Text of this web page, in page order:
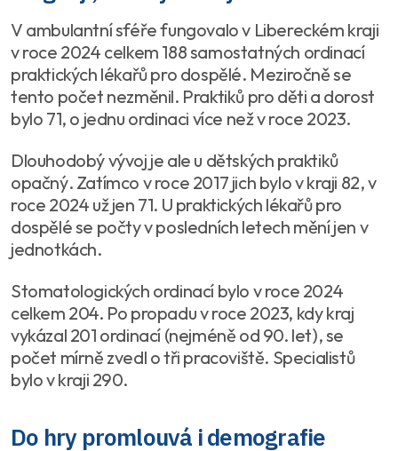
V ambulantní sféře fungovalo v Libereckém kraji
v roce 2024 celkem 188 samostatných ordinací
praktických lékařů pro dospělé. Meziročně se
tento počet nezměnil. Praktiků pro děti a dorost
bylo 71, o jednu ordinaci více než v roce 2023.
Dlouhodobý vývoj je ale u dětských praktiků
opačný. Zatímco v roce 2017 jich bylo v kraji 82, v
roce 2024 už jen 71. U praktických lékařů pro
dospělé se počty v posledních letech mění jen v
jednotkách.
Stomatologických ordinací bylo v roce 2024
celkem 204. Po propadu v roce 2023, kdy kraj
vykázal 201 ordinací (nejméně od 90. let), se
počet mírně zvedl o tři pracoviště. Specialistů
bylo v kraji 290.
Do hry promlouvá i demografie